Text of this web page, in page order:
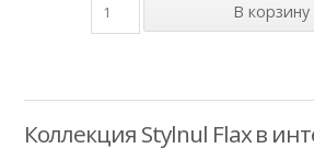
Коллекция Stylnul Flax в